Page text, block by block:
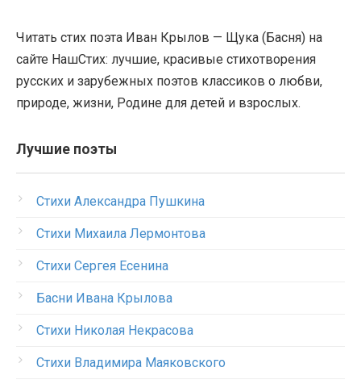
Читать стих поэта Иван Крылов — Щука (Басня) на
сайте НашСтих: лучшие, красивые стихотворения
русских и зарубежных поэтов классиков о любви,
природе, жизни, Родине для детей и взрослых.
Лучшие поэты
Стихи Александра Пушкина
Стихи Михаила Лермонтова
Стихи Сергея Есенина
Басни Ивана Крылова
Стихи Николая Некрасова
Стихи Владимира Маяковского